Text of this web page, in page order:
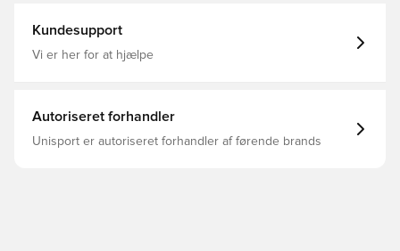
Kundesupport
Vi er her for at hjælpe
Autoriseret forhandler
Unisport er autoriseret forhandler af førende brands